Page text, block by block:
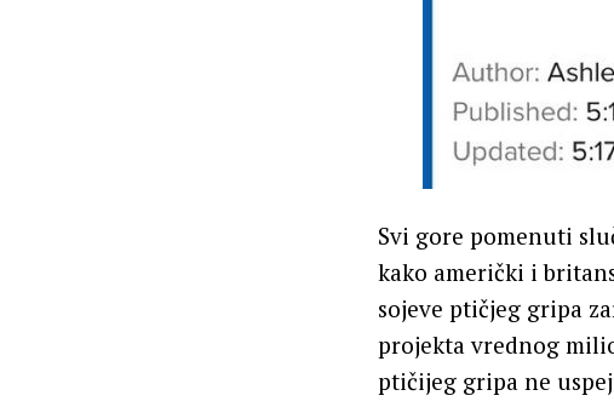
Svi gore pomenuti
kako američki i
sojeve ptičjeg gripa
projekta vrednog
ptičijeg gripa ne